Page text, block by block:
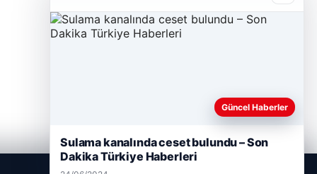
Güncel Haberler
Sulama kanalında ceset bulundu – Son
Dakika Türkiye Haberleri